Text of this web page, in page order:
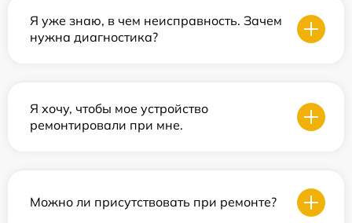
Я уже знаю, в чем неисправность. Зачем
нужна диагностика?
Я хочу, чтобы мое устройство
ремонтировали при мне.
Можно ли присутствовать при ремонте?